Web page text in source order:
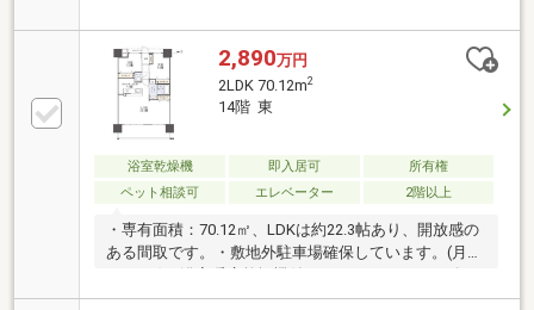
宅性能評価書、建設住宅性能評価書（新築時）、駐車
２台可、市街地が近い、総合病院 徒歩10分以内、平面
駐車場、温水洗浄便座、ＴＶモニタ付インターホン、
前面棟無、通風良好、全居室フローリング、ウォーク
インクローゼット、小学校 徒歩10分以内、平坦地、エ
レベーター、宅配ボックス、駐輪場、食器洗乾燥機
2,890万円
2LDK 70.12m2
14階 東
浴室乾燥機 即入居可
所有権
ペット相談可
エレベーター 2階以上
・専有面積：70.12㎡、LDKは約22.3帖あり、開放感の
ある間取です。・敷地外駐車場確保しています。(月額
LED仕様のダウンライト、一括受電システムを採用し